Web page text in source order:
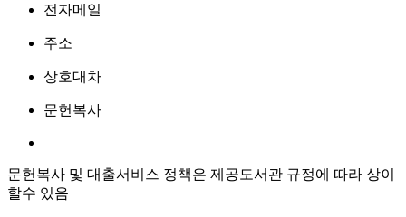
전자메일
주소
상호대차
문헌복사
문헌복사 및 대출서비스 정책은 제공도서관 규정에 따라 상이
할수 있음